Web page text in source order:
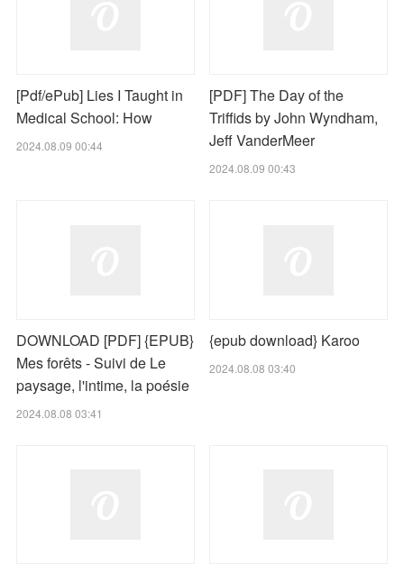
[Pdf/ePub] Lies I Taught in
Medical School: How
2024.08.09 00:44
[PDF] The Day of the
Triffids by John Wyndham,
Jeff VanderMeer
2024.08.09 00:43
DOWNLOAD [PDF] {EPUB}
Mes forêts - Suivi de Le
paysage, l'intime, la poésie
2024.08.08 03:41
{epub download} Karoo
2024.08.08 03:40